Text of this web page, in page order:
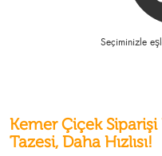
Seçiminizle
Kemer Çiçek
Tazesi, Daha Hızlısı!